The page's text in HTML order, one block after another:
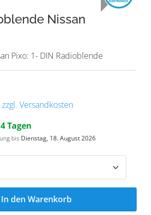
Nissan
Pixo: 1- DIN Radioblende
Versandkosten
Tagen
bis Dienstag, 18. August 2026
In den Warenkorb